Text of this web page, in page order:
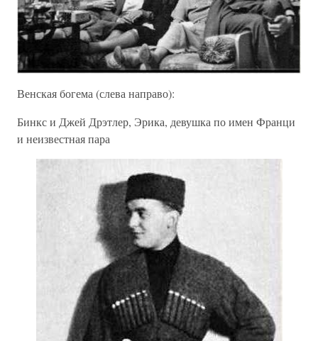
Венская богема (слева направо):
Бинкс и Джей Дрэтлер, Эрика, девушка по имен Франци
и неизвестная пара